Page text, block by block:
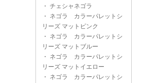
・ チェシャネゴラ
・ ネゴラ カラーパレットシ
リーズ マットピンク
・ ネゴラ カラーパレットシ
リーズ マットブルー
・ ネゴラ カラーパレットシ
リーズ マットイエロー
・ ネゴラ カラーパレットシ